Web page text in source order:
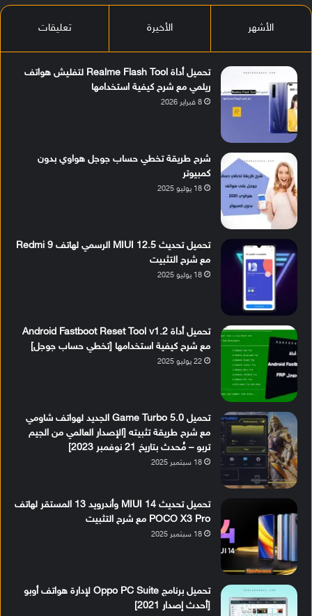
الأشهر الأخيرة تعليقات
تحميل أداة Realme Flash Tool لتفليش هواتف
ريلمي مع شرح كيفية استخدامها
8 فبراير 2026
شرح طريقة تخطي حساب جوجل هواوي بدون
كمبيوتر
18 يوليو 2025
تحميل تحديث MIUI 12.5 الرسمي لهاتف Redmi 9
مع شرح التثبيت
18 يوليو 2025
تحميل أداة Android Fastboot Reset Tool v1.2
مع شرح كيفية استخدامها [تخطي حساب جوجل]
22 يوليو 2025
تحميل Game Turbo 5.0 الجديد لهواتف شاومي
مع شرح طريقة تثبيته [الإصدار العالمي من الجيم
تربو – مُحدث بتاريخ 21 نوفمبر 2023]
18 سبتمبر 2025
تحميل تحديث MIUI 14 وأندرويد 13 المستقر لهاتف
POCO X3 Pro مع شرح التثبيت
18 سبتمبر 2025
تحميل برنامج Oppo PC Suite لإدارة هواتف أوبو
[أحدث إصدار 2021]